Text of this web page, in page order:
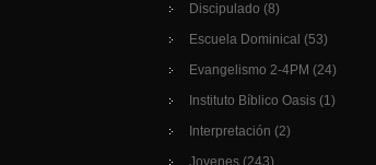
Discipulado (8)
Escuela Dominical (53)
Evangelismo 2-4PM (24)
Instituto Bíblico Oasis (1)
Interpretación (2)
Jovenes (243)